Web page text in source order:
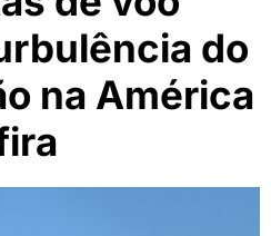
do
na América